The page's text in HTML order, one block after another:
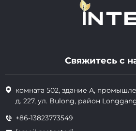
Свяжитесь с
комната 502, здание А,
д. 227, ул. Bulong, район
+86-13823773549